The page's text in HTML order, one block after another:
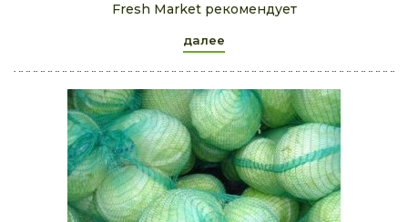
Fresh Market рекомендует
далее